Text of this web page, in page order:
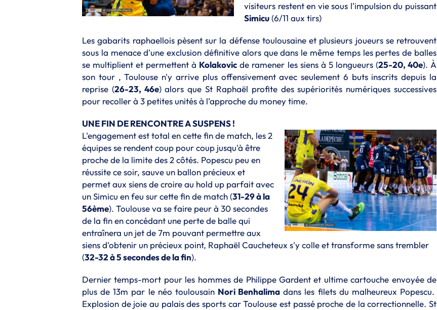
visiteurs restent en vie sous l'impulsion du puissant
Simicu(6/11 aux tirs)
Les gabarits raphaellois pèsent sur la défense toulousaine et plusieurs joueurs se retrouvent
sous la menace d'une exclusion définitive alors que dans le même temps les pertes de balles
se multiplient et permettent à Kolakovic de ramener les siens à 5 longueurs (25-20, 40e). À
son tour , Toulouse n'y arrive plus offensivement avec seulement 6 buts inscrits depuis la
reprise (26-23, 46e) alors que St Raphaël profite des supériorités numériques successives
pour recoller à 3 petites unités à l’approche du money time.
UNE FIN DE RENCONTRE A SUSPENS !
L'engagement est total en cette fin de match, les 2
équipes se rendent coup pour coup jusqu'à être
proche de la limite des 2 côtés. Popescu peu en
réussite ce soir, sauve un ballon précieux et
permet aux siens de croire au hold up parfait avec
un Simicu en feu sur cette fin de match (31-29 à la
56ème). Toulouse va se faire peur à 30 secondes
de la fin en concédant une perte de balle qui
entraînera un jet de 7m pouvant permettre aux
siens d'obtenir un précieux point, Raphaël Caucheteux s'y colle et transforme sans trembler
(32-32 à 5 secondes de la fin).
Dernier temps-mort pour les hommes de Philippe Gardent et ultime cartouche envoyée de
plus de 13m par le néo toulousain Nori Benhalima dans les filets du malheureux Popescu.
Explosion de joie au palais des sports car Toulouse est passé proche de la correctionnelle. St